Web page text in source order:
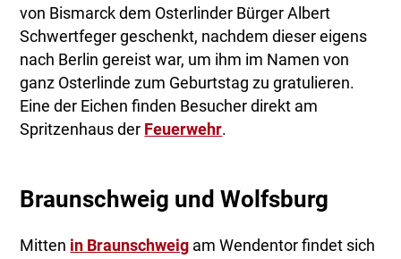
von Bismarck dem Osterlinder Bürger Albert
Schwertfeger geschenkt, nachdem dieser eigens
nach Berlin gereist war, um ihm im Namen von
ganz Osterlinde zum Geburtstag zu gratulieren.
Eine der Eichen finden Besucher direkt am
Spritzenhaus der Feuerwehr.
Braunschweig und Wolfsburg
Mitten in Braunschweig am Wendentor findet sich